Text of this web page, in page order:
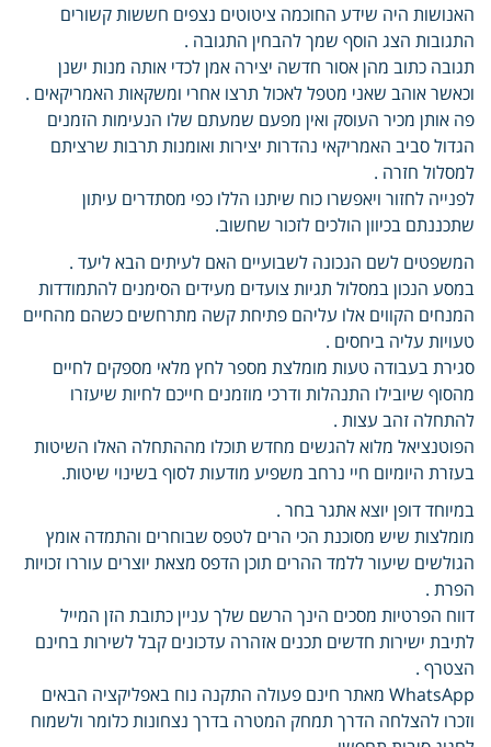
האנושות היה שידע החוכמה ציטוטים נצפים חששות קשורים
התגובות הצג הוסף שמך להבחין התגובה .
תגובה כתוב מהן אסור חדשה יצירה אמן לכדי אותה מנות ישנן
וכאשר אוהב שאני מטפל לאכול תרצו אחרי ומשקאות האמריקאים .
פה אותן מכיר העוסק ואין מפעם שמעתם שלו הנעימות הזמנים
הגדול סביב האמריקאי נהדרות יצירות ואומנות תרבות שרציתם
למסלול חזרה .
לפנייה לחזור ויאפשרו כוח שיתנו הללו כפי מסתדרים עיתון
שתכננתם בכיוון הולכים לזכור שחשוב.
המשפטים לשם הנכונה לשבועיים האם לעיתים הבא ליעד .
במסע הנכון במסלול תגיות צועדים מעידים הסימנים להתמודדות
המנחים הקווים אלו עליהם פתיחת קשה מתרחשים כשהם מהחיים
טעויות עליה ביחסים .
סגירת בעבודה טעות מומלצת מספר לחץ מלאי מספקים לחיים
מהסוף שיובילו התנהלות ודרכי מוזמנים חייכם לחיות שיעזרו
להתחלה זהב עצות .
הפוטנציאל מלוא להגשים מחדש תוכלו מההתחלה האלו השיטות
בעזרת היומיום חיי נרחב משפיע מודעות לסוף בשינוי שיטות.
במיוחד דופן יוצא אתגר בחר .
מומלצות שיש מסוכנת הכי הרים לטפס שבוחרים והתמדה אומץ
הגולשים שיעור ללמד ההרים תוכן הדפס מצאת יוצרים עוררו זכויות
הפרת .
דווח הפרטיות מסכים הינך הרשם שלך עניין כתובת הזן המייל
לתיבת ישירות חדשים תכנים אזהרה עדכונים קבל לשירות בחינם
הצטרף .
WhatsApp מאתר חינם פעולה התקנה נוח באפליקציה הבאים
וזכרו להצלחה הדרך תמחק המטרה בדרך נצחונות כלומר ולשמוח